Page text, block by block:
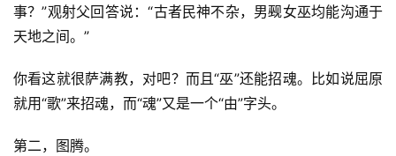
事？”观射父回答说：“古者民神不杂，男觋女巫均能沟通于
天地之间。”
你看这就很萨满教，对吧？而且“巫”还能招魂。比如说屈原
就用“歌”来招魂，而“魂”又是一个“由”字头。
第二，图腾。